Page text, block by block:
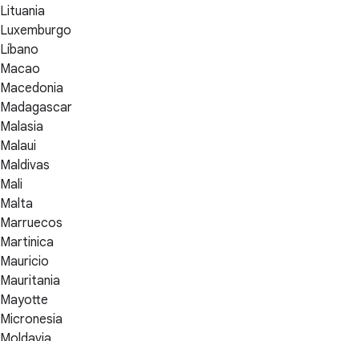
Lituania
Luxemburgo
Líbano
Macao
Macedonia
Madagascar
Malasia
Malaui
Maldivas
Mali
Malta
Marruecos
Martinica
Mauricio
Mauritania
Mayotte
Micronesia